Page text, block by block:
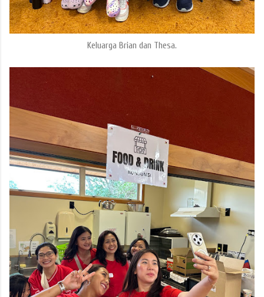
Keluarga Brian dan Thesa.